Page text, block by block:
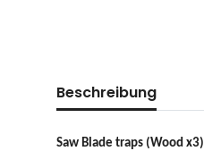
Beschreibung
Saw Blade traps (Wood x3)